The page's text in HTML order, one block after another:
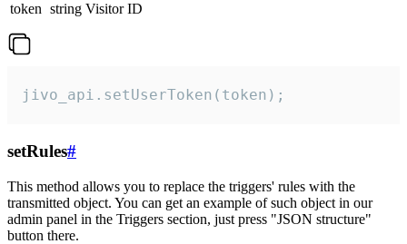
token string Visitor ID
jivo_api.setUserToken(token);
setRules#
This method allows you to replace the triggers' rules with the
transmitted object. You can get an example of such object in our
admin panel in the Triggers section, just press "JSON structure"
button there.